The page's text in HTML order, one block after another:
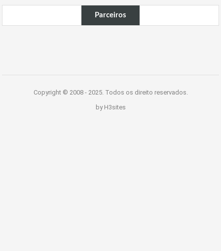
Parceiros
Copyright © 2008 - 2025. Todos os direito reservados.
by H3sites